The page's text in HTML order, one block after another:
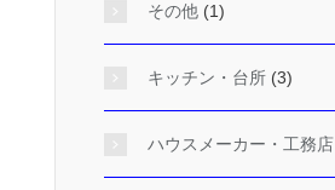
その他 (1)
キッチン・台所 (3)
ハウスメーカー・工務店